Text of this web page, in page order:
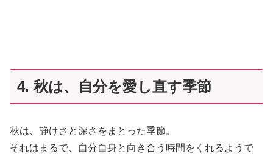
4. 秋は、自分を愛し直す季節
秋は、静けさと深さをまとった季節。
それはまるで、自分自身と向き合う時間をくれるようで